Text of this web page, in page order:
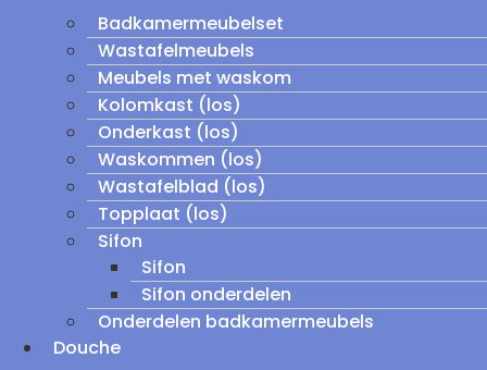
Badkamermeubelset
Wastafelmeubels
Meubels met waskom
Kolomkast (los)
Onderkast (los)
Waskommen (los)
Wastafelblad (los)
Topplaat (los)
Sifon
Sifon
Sifon onderdelen
Onderdelen badkamermeubels
Douche